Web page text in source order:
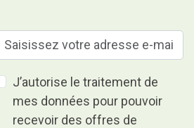
J’autorise le traitement de
mes données pour pouvoir
recevoir des offres de